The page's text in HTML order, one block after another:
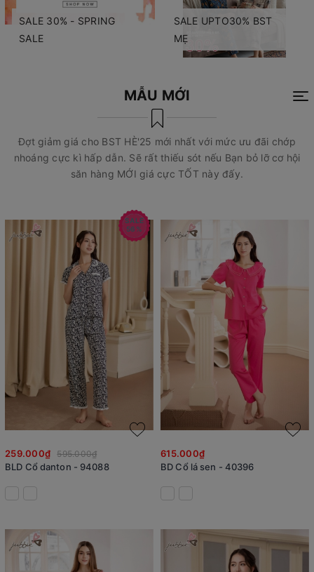
SALE 30% - SPRING
SALE
SALE UPTO30% BST
MẸ
MẪU MỚI
Đợt giảm giá cho BST HÈ'25 mới nhất với mức ưu đãi chớp
nhoáng cực kì hấp dẫn. Sẽ rất thiếu sót nếu Bạn bỏ lỡ cơ hội
săn hàng MỚI giá cực TỐT này đấy.
SALE
56%
259.000₫ 595.000₫
BLD Cổ danton - 94088
615.000₫
BD Cổ lá sen - 40396